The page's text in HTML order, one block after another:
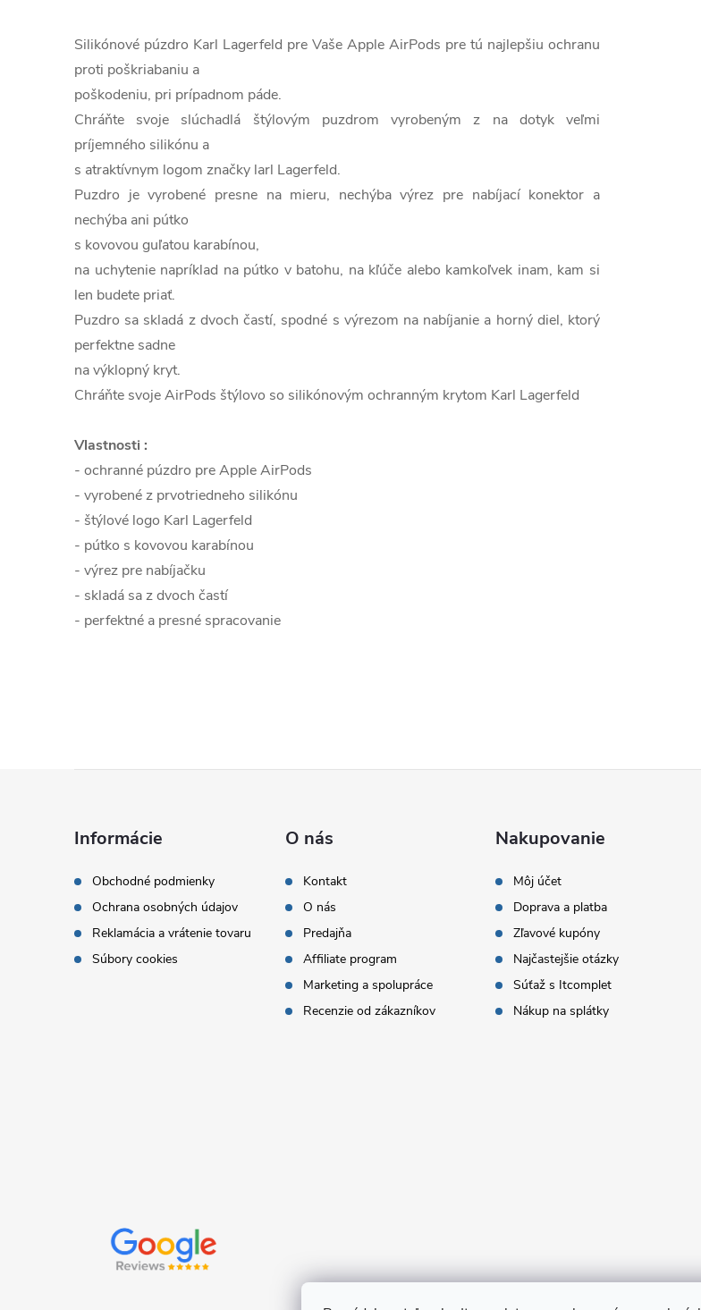
Silikónové púzdro Karl Lagerfeld pre Vaše Apple AirPods pre tú najlepšiu ochranu
proti poškriabaniu a
poškodeniu, pri prípadnom páde.
Chráňte svoje slúchadlá štýlovým puzdrom vyrobeným z na dotyk veľmi
príjemného silikónu a
s atraktívnym logom značky larl Lagerfeld.
Puzdro je vyrobené presne na mieru, nechýba výrez pre nabíjací konektor a
nechýba ani pútko
s kovovou guľatou karabínou,
na uchytenie napríklad na pútko v batohu, na kľúče alebo kamkoľvek inam, kam si
len budete priať.
Puzdro sa skladá z dvoch častí, spodné s výrezom na nabíjanie a horný diel, ktorý
perfektne sadne
na výklopný kryt.
Chráňte svoje AirPods štýlovo so silikónovým ochranným krytom Karl Lagerfeld
Vlastnosti :
- ochranné púzdro pre Apple AirPods
- vyrobené z prvotriedneho silikónu
- štýlové logo Karl Lagerfeld
- pútko s kovovou karabínou
- výrez pre nabíjačku
- skladá sa z dvoch častí
- perfektné a presné spracovanie
Informácie
Obchodné podmienky
Ochrana osobných údajov
Reklamácia a vrátenie tovaru
Súbory cookies
O nás
Kontakt
O nás
Predajňa
Affiliate program
Marketing a spolupráce
Recenzie od zákazníkov
Nakupovanie
Môj účet
Doprava a platba
Zľavové kupóny
Najčastejšie otázky
Súťaž s Itcomplet
Nákup na splátky